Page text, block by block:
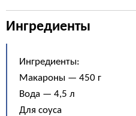
Ингредиенты
Ингредиенты:
Макароны — 450 г
Вода — 4,5 л
Для соуса